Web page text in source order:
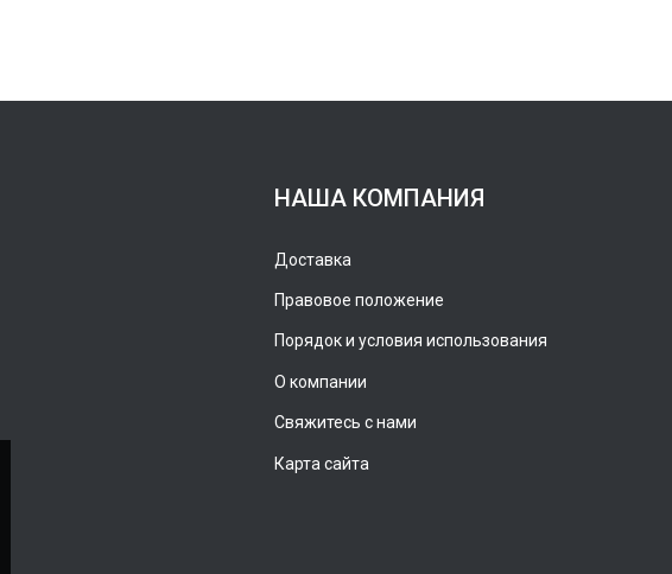
НАША КОМПАНИЯ
Доставка
Правовое положение
Порядок и условия использования
О компании
Свяжитесь с нами
Карта сайта